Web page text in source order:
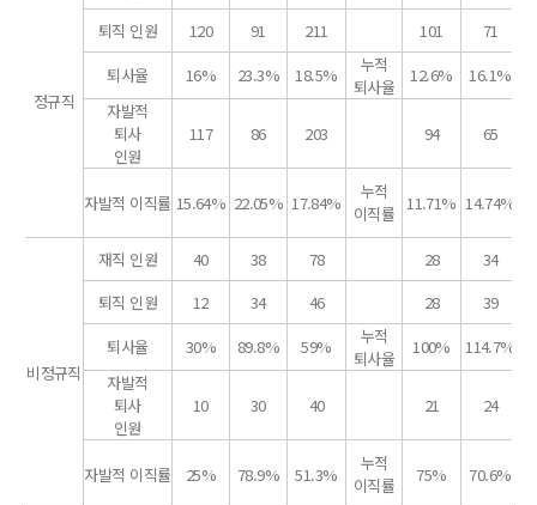
정규직
퇴직 인원
120 91 211 101
71
퇴사율
16% 23.3% 18.5%
누적
퇴사율
12.6% 16.1%
자발적
퇴사
인원
117 86 203 94 65
자발적 이직률 15.64% 22.05% 17.84%
누적
이직률 11.71% 14.74%
비정규직
재직 인원 40 38 78 28
34
퇴직 인원
12 34 46 28
39
퇴사율
30% 89.8% 59%
누적
퇴사율
100% 114.7%
자발적
퇴사
인원
10 30 40 21 24
자발적 이직률 25% 78.9% 51.3%
누적
이직률
75% 70.6%